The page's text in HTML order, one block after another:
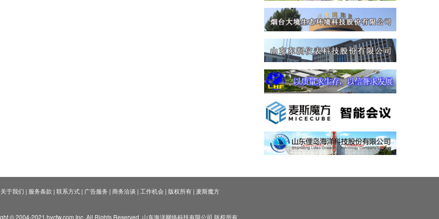
关于我们 | 服务条款 | 联系方式| 广告服务 | 商务洽谈 | 工作机会| 版权所有| 麦斯魔方
© 2004-2021 hycfw.com Inc. All Rights Reserved. 山东海洋网络科技有限公司 版权所有